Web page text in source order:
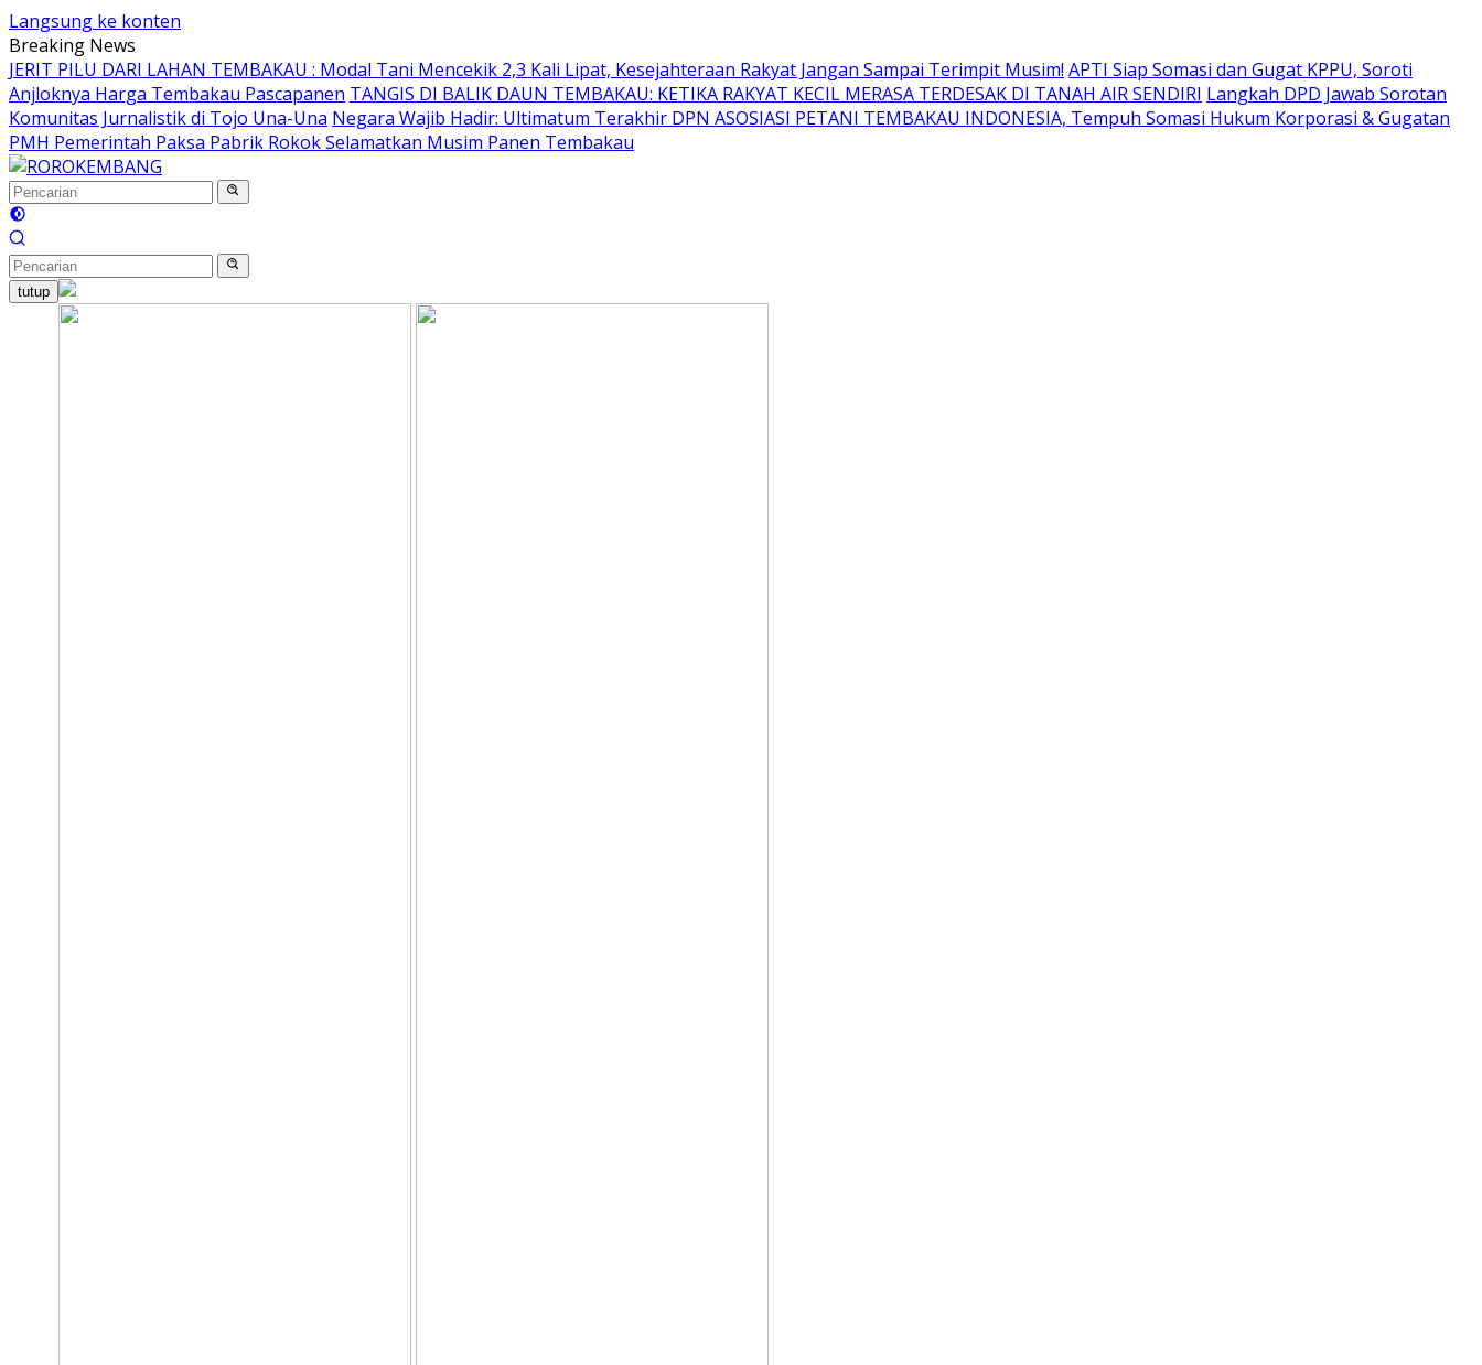
Langsung ke konten
Breaking News
JERIT PILU DARI LAHAN TEMBAKAU ​: Modal Tani Mencekik 2,3 Kali Lipat, Kesejahteraan Rakyat Jangan Sampai Terimpit Musim! APTI Siap Somasi dan Gugat KPPU, Soroti
Anjloknya Harga Tembakau Pascapanen TANGIS DI BALIK DAUN TEMBAKAU: KETIKA RAKYAT KECIL MERASA TERDESAK DI TANAH AIR SENDIRI Langkah DPD Jawab Sorotan
Komunitas Jurnalistik di Tojo Una-Una Negara Wajib Hadir: Ultimatum Terakhir DPN ASOSIASI PETANI TEMBAKAU INDONESIA, Tempuh Somasi Hukum Korporasi & Gugatan
PMH Pemerintah Paksa Pabrik Rokok Selamatkan Musim Panen Tembakau
tutup